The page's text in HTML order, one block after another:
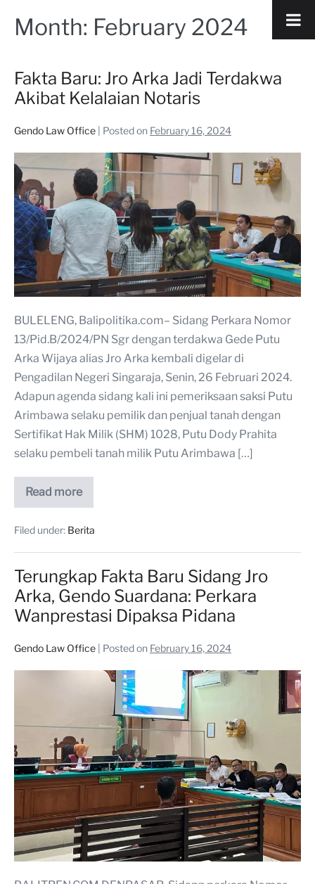
Month: February 2024
Fakta Baru: Jro Arka Jadi Terdakwa
Akibat Kelalaian Notaris
Gendo Law Office Posted on February 16, 2024
BULELENG, Balipolitika.com– Sidang Perkara Nomor
13/Pid.B/2024/PN Sgr dengan terdakwa Gede Putu
Arka Wijaya alias Jro Arka kembali digelar di
Pengadilan Negeri Singaraja, Senin, 26 Februari 2024.
Adapun agenda sidang kali ini pemeriksaan saksi Putu
Arimbawa selaku pemilik dan penjual tanah dengan
Sertifikat Hak Milik (SHM) 1028, Putu Dody Prahita
selaku pembeli tanah milik Putu Arimbawa […]
Read more
Filed under: Berita
Terungkap Fakta Baru Sidang Jro
Arka, Gendo Suardana: Perkara
Wanprestasi Dipaksa Pidana
Gendo Law Office Posted on February 16, 2024